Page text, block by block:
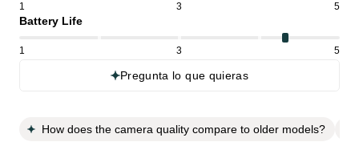
1 3 5
Battery Life
1 3 5
Pregunta lo que quieras
How does the camera quality compare to older models?